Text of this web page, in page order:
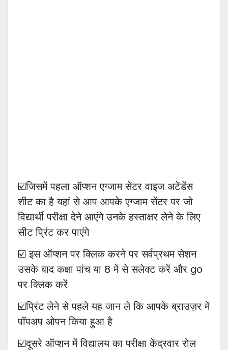
☑️जिसमें पहला ऑप्शन एग्जाम सेंटर वाइज अटेंडेंस
शीट का है यहां से आप आपके एग्जाम सेंटर पर जो
विद्यार्थी परीक्षा देने आएंगे उनके हस्ताक्षर लेने के लिए
सीट प्रिंट कर पाएंगे
☑️ इस ऑप्शन पर क्लिक करने पर सर्वप्रथम सेशन
उसके बाद कक्षा पांच या 8 में से सलेक्ट करें और go
पर क्लिक करें
☑️प्रिंट लेने से पहले यह जान ले कि आपके ब्राउज़र में
पॉपअप ओपन किया हुआ है
☑️दूसरे ऑप्शन में विद्यालय का परीक्षा केंद्रवार रोल